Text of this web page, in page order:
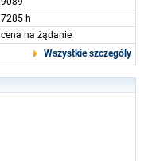
7285 h
cena na żądanie
Wszystkie szczególy